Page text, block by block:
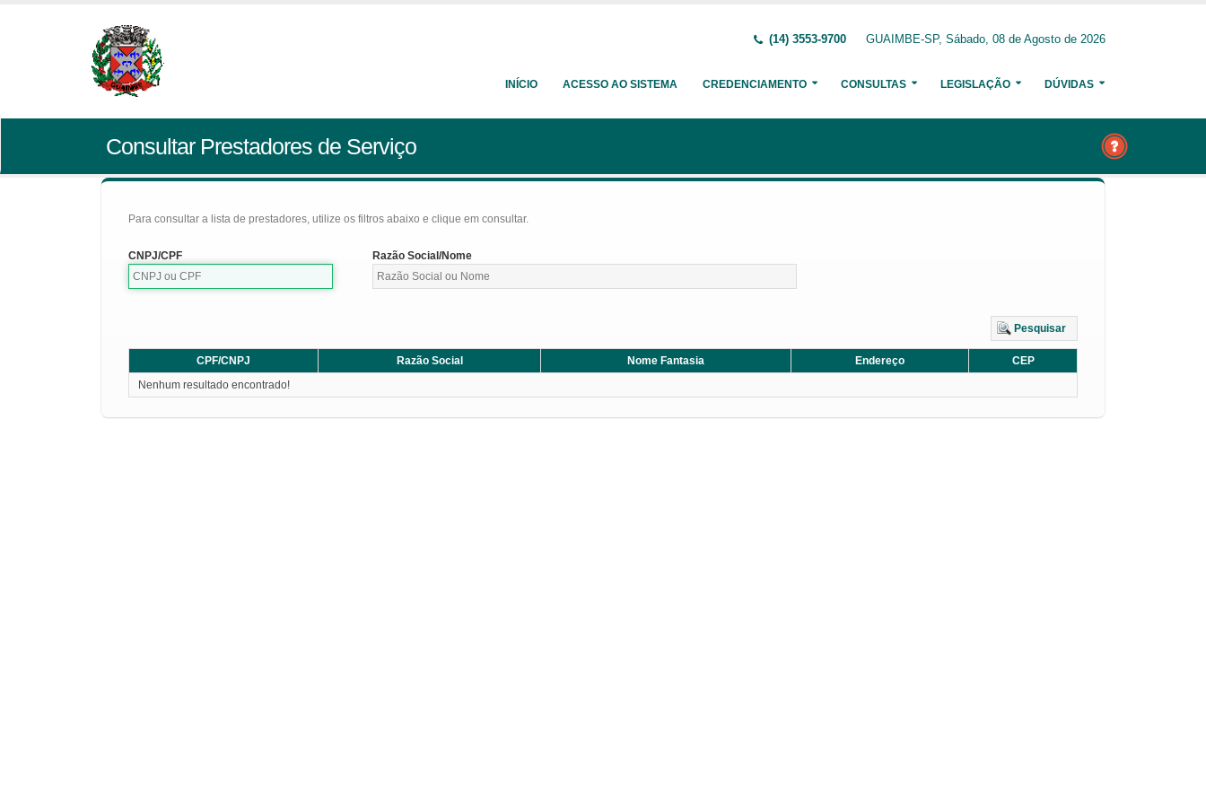
(14) 3553-9700 GUAIMBE-SP, Sábado, 08 de Agosto de 2026
INÍCIO ACESSO AO SISTEMA CREDENCIAMENTO CONSULTAS LEGISLAÇÃO DÚVIDAS
Consultar Prestadores de Serviço
Para consultar a lista de prestadores, utilize os filtros abaixo e clique em consultar.
CNPJ/CPF Razão Social/Nome
Pesquisar
CPF/CNPJ Razão Social Nome Fantasia Endereço
CEP
Nenhum resultado encontrado!